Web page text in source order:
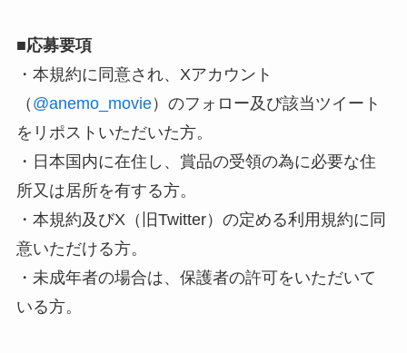
■応募要項
・本規約に同意され、Xアカウント
（ @anemo_movie）のフォロー及び該当ツイート
をリポストいただいた方。
・日本国内に在住し、賞品の受領の為に必要な住
所又は居所を有する方。
・本規約及びX（旧Twitter）の定める利用規約に同
意いただける方。
・未成年者の場合は、保護者の許可をいただいて
いる方。